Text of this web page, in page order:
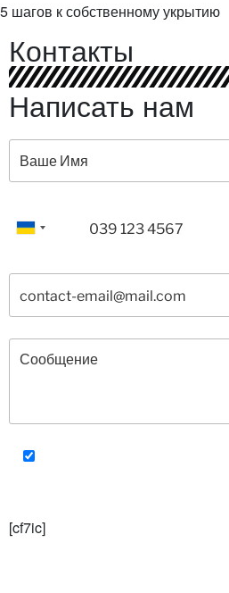
5 шагов к собственному укрытию
Контакты
Написать нам
[cf7ic]